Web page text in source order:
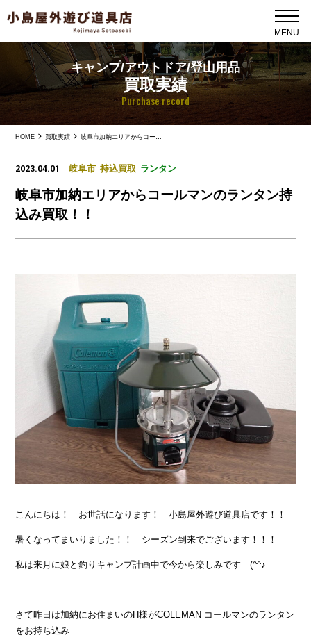
キャンプ/アウトドア/登山用品
買取実績
Purchase record
HOME 買取実績
2023.04.01 岐阜市 持込買取 ランタン
岐阜市加納エリアからコールマンのランタン持
込み買取！！
こんにちは！ お世話になります！ 小島屋外遊び道具店です！！
暑くなってまいりました！！ シーズン到来でございます！！！
私は来月に娘と釣りキャンプ計画中で今から楽しみです (^^♪
さて昨日は加納にお住まいのH様がCOLEMAN コールマンのランタン
をお持ち込み